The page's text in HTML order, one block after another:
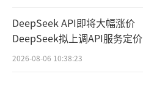
DeepSeek API即将大幅涨价
DeepSeek拟上调API服务定价
2026-08-06 10:38:23